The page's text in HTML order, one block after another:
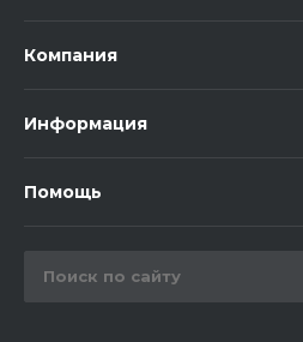
Компания
Информация
Помощь